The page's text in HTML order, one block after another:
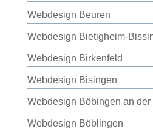
Webdesign Beuren
Webdesign Bietigheim-
Webdesign Birkenfeld
Webdesign Bisingen
Webdesign Böbingen an der
Webdesign Böblingen